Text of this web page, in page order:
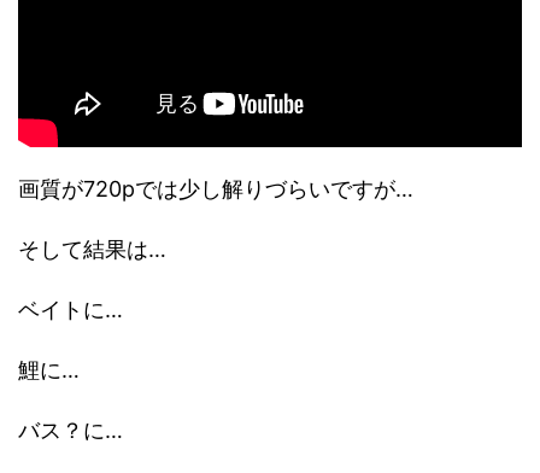
画質が720pでは少し解りづらいですが…
そして結果は…
ベイトに…
鯉に…
バス？に…